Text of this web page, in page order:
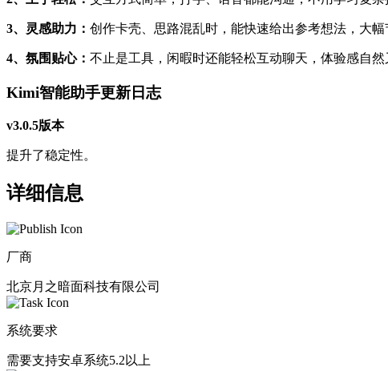
3、灵感助力： 创作卡壳、思路混乱时，能快速给出参考想法，大幅
4、氛围贴心： 不止是工具，闲暇时还能轻松互动聊天，体验感自然
Kimi智能助手更新日志
v3.0.5版本
提升了稳定性。
详细信息
厂商
北京月之暗面科技有限公司
系统要求
需要支持安卓系统5.2以上